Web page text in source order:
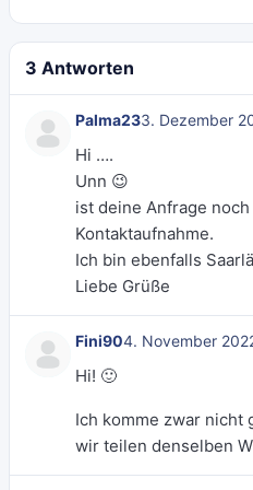
3 Antworten
Palma233. Dezember
Hi ….
Unn 😉
ist deine Anfrage
Kontaktaufnahme.
Ich bin ebenfalls
Liebe Grüße
Fini904. November
Hi! 🙂
Ich komme zwar nicht
wir teilen denselben